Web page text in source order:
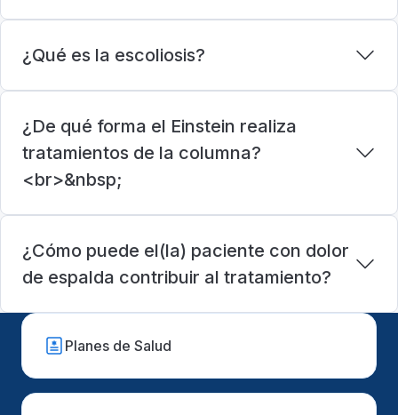
¿Qué es la escoliosis?
¿De qué forma el Einstein realiza
tratamientos de la columna?
<br>&nbsp;
¿Cómo puede el(la) paciente con dolor
de espalda contribuir al tratamiento?
Planes de Salud